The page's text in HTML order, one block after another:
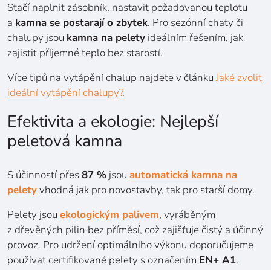
Stačí naplnit zásobník, nastavit požadovanou teplotu
a kamna se postarají o zbytek. Pro sezónní chaty či
chalupy jsou kamna na pelety ideálním řešením, jak
zajistit příjemné teplo bez starostí.
Více tipů na vytápění chalup najdete v článku Jaké zvolit
ideální vytápění chalupy?.
Efektivita a ekologie: Nejlepší
peletová kamna
S účinností přes87 % jsou automatická kamna na
peletyvhodná jak pro novostavby, tak pro starší domy.
Pelety jsou ekologickým palivem, vyráběným
z dřevěných pilin bez příměsí, což zajišťuje čistý a účinný
provoz. Pro udržení optimálního výkonu doporučujeme
používat certifikované pelety s označením EN+ A1.